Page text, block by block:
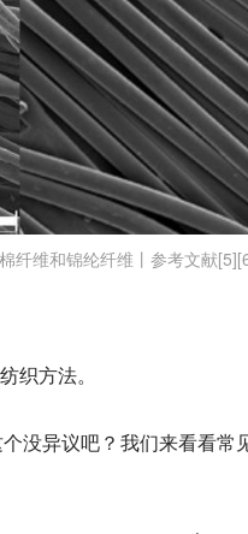
纤维和锦纶纤维丨参考文献
织方法。
没异议吧？我们来看看常